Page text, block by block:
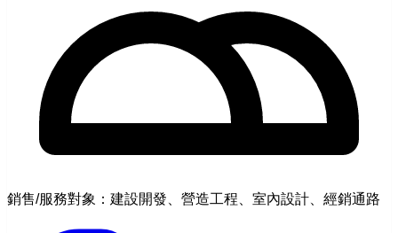
銷售/服務對象：建設開發、營造工程、室內設計、經銷通路